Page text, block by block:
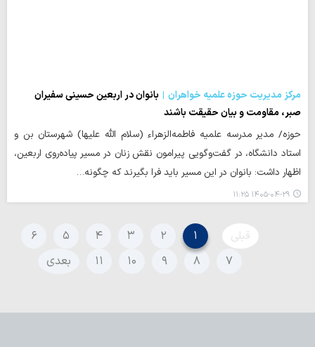
مرکز مدیریت حوزه علمیه خواهران
بانوان در اربعین حسینی سفیران
صبر، مقاومت و بیان حقیقت باشند
حوزه/ مدیر مدرسه علمیه فاطمه‌الزهراء (سلام الله علیها) شهرستان بن و
استاد دانشگاه، در گفت‌وگویی پیرامون نقش زنان در مسیر پیاده‌روی اربعین،
اظهار داشت: بانوان در این مسیر باید فرا بگیرند که چگونه…
۱۴۰۵-۰۴-۲۹ ۱۱:۲۵
قبلی ۱ ۲ ۳ ۴ ۵
۶
۷
۸ ۹ ۱۰ ۱۱ بعدی